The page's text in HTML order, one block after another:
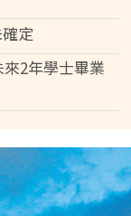
定
2年學士畢業